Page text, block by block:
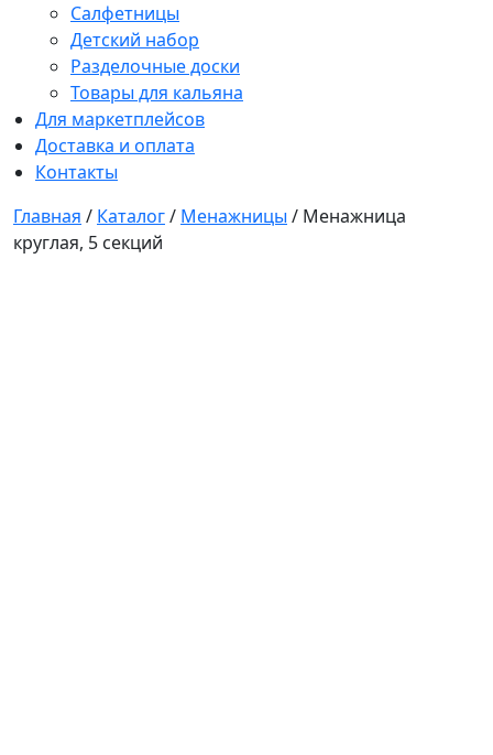
Салфетницы
Детский набор
Разделочные доски
Товары для кальяна
Для маркетплейсов
Доставка и оплата
Контакты
Главная / Каталог/ Менажницы / Менажница
круглая, 5 секций